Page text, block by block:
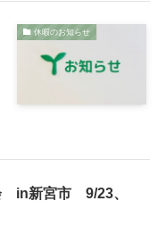
休暇のお知らせ
in新宮市 9/23、